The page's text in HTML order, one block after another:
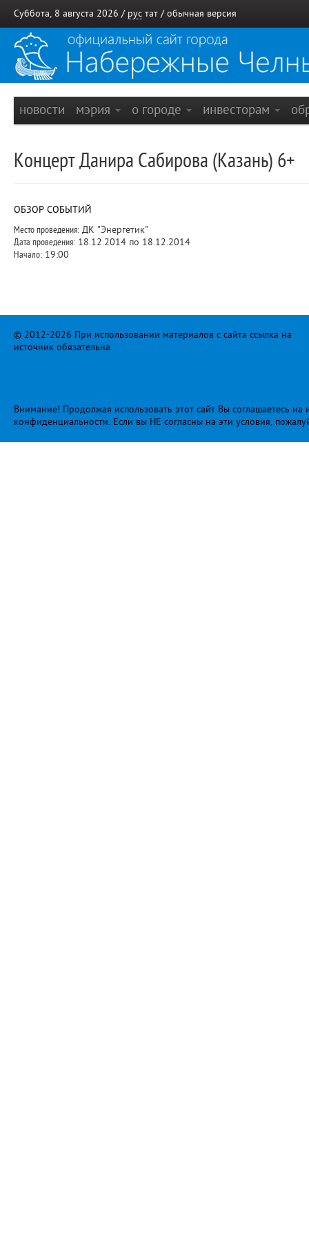
Суббота, 8 августа 2026 / рус тат / обычная версия
новости мэрия о городе инвесторам
Концерт Данира Сабирова (Казань) 6+
ОБЗОР СОБЫТИЙ
Место проведения: ДК "Энергетик"
Дата проведения: 18.12.2014 по 18.12.2014
Начало: 19:00
© 2012-2026 При использовании материалов с сайта ссылка на
источник обязательна.
Внимание! Продолжая использовать этот сайт Вы соглашаетесь
конфиденциальности. Если вы НЕ согласны на эти условия,